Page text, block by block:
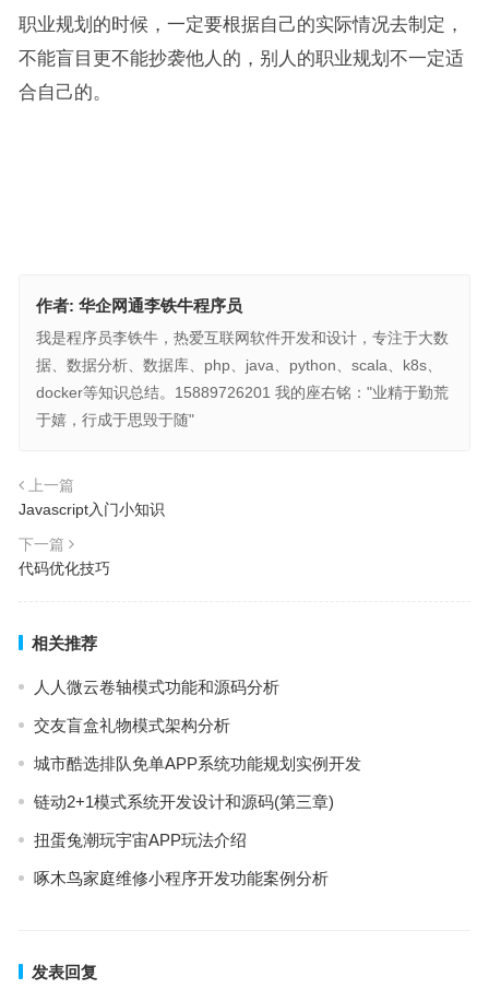
职业规划的时候，一定要根据自己的实际情况去制定，
不能盲目更不能抄袭他人的，别人的职业规划不一定适
合自己的。
作者: 华企网通李铁牛程序员
我是程序员李铁牛，热爱互联网软件开发和设计，专注于大数
据、数据分析、数据库、php、java、python、scala、k8s、
docker等知识总结。15889726201 我的座右铭："业精于勤荒
于嬉，行成于思毁于随"
上一篇
Javascript入门小知识
下一篇
代码优化技巧
相关推荐
人人微云卷轴模式功能和源码分析
交友盲盒礼物模式架构分析
城市酷选排队免单APP系统功能规划实例开发
链动2+1模式系统开发设计和源码(第三章)
扭蛋兔潮玩宇宙APP玩法介绍
啄木鸟家庭维修小程序开发功能案例分析
发表回复